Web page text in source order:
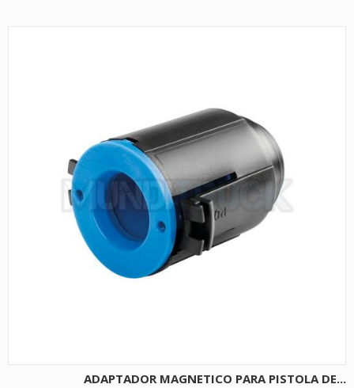
ADAPTADOR MAGNETICO PARA PISTOLA DE...